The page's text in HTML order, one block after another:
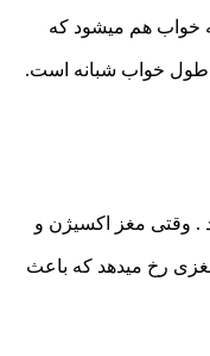
خواب هم میشود که
طول خواب شبانه است.
. وقتی مغز اکسیژن و
رخ میدهد که باعث